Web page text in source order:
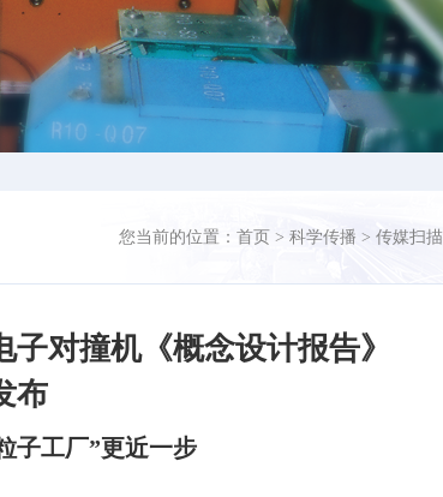
您当前的位置： 首页 > 科学传播 > 传媒扫描
子对撞机《概念设计报告》
布
子工厂”更近一步